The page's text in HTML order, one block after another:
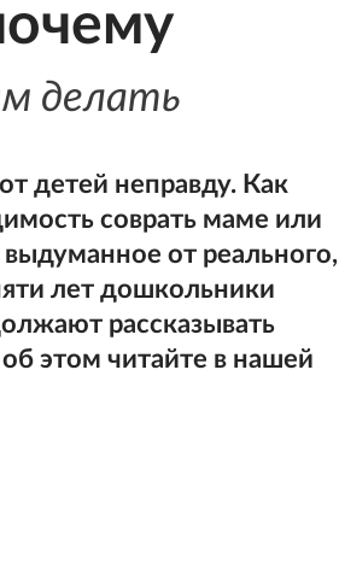
делать
детей неправду. Как
соврать маме или
от реального,
лет дошкольники
рассказывать
этом читайте в нашей